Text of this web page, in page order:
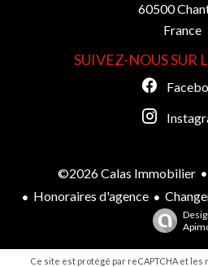
60500
France
SUIVEZ-NOUS SUR
©2026 Calas Immobilier
Honoraires d'agence
Ce site est protégé par reCAPTCHA et les